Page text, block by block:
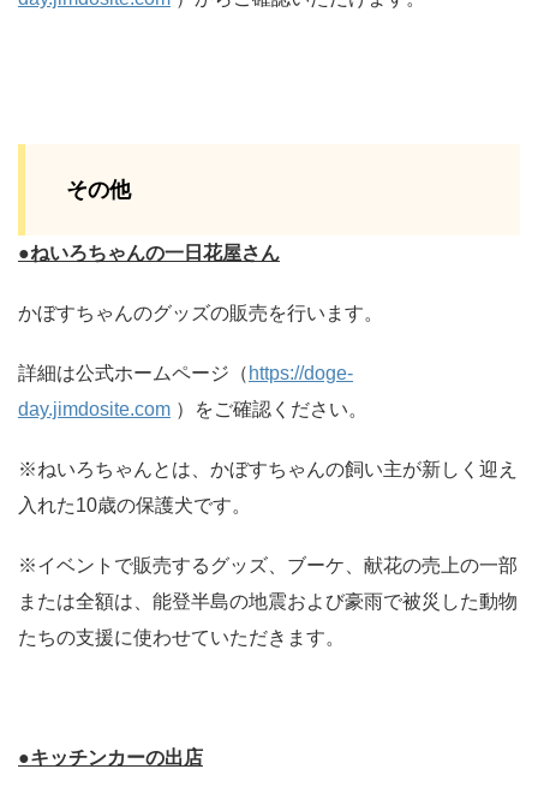
その他
●ねいろちゃんの一日花屋さん
かぼすちゃんのグッズの販売を行います。
詳細は公式ホームページ（ https://doge-
day.jimdosite.com ）をご確認ください。
※ねいろちゃんとは、かぼすちゃんの飼い主が新しく迎え
入れた10歳の保護犬です。
※イベントで販売するグッズ、ブーケ、献花の売上の一部
または全額は、能登半島の地震および豪雨で被災した動物
たちの支援に使わせていただきます。
●キッチンカーの出店